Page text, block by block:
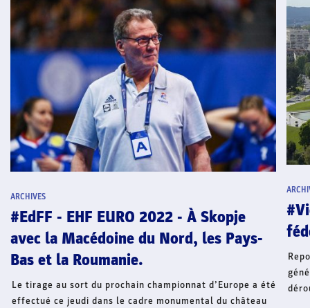
ARCHIVES
#EdFF - EHF EURO 2022 - À Skopje
avec la Macédoine du Nord, les Pays-
Bas et la Roumanie.
Le tirage au sort du prochain championnat d’Europe a été
effectué ce jeudi dans le cadre monumental du château